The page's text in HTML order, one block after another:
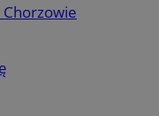
Chorzowie